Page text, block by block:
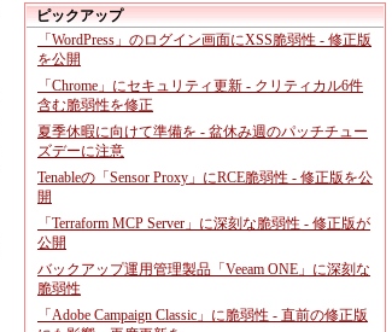
ピックアップ
「WordPress」のログイン画面にXSS脆弱性 - 修正版
を公開
「Chrome」にセキュリティ更新 - クリティカル6件
含む脆弱性を修正
夏季休暇に向けて準備を - 盆休み週のパッチチュー
ズデーに注意
Tenableの「Sensor Proxy」にRCE脆弱性 - 修正版を公
開
「Terraform MCP Server」に深刻な脆弱性 - 修正版が
公開
バックアップ運用管理製品「Veeam ONE」に深刻な
脆弱性
「Adobe Campaign Classic」に脆弱性 - 直前の修正版